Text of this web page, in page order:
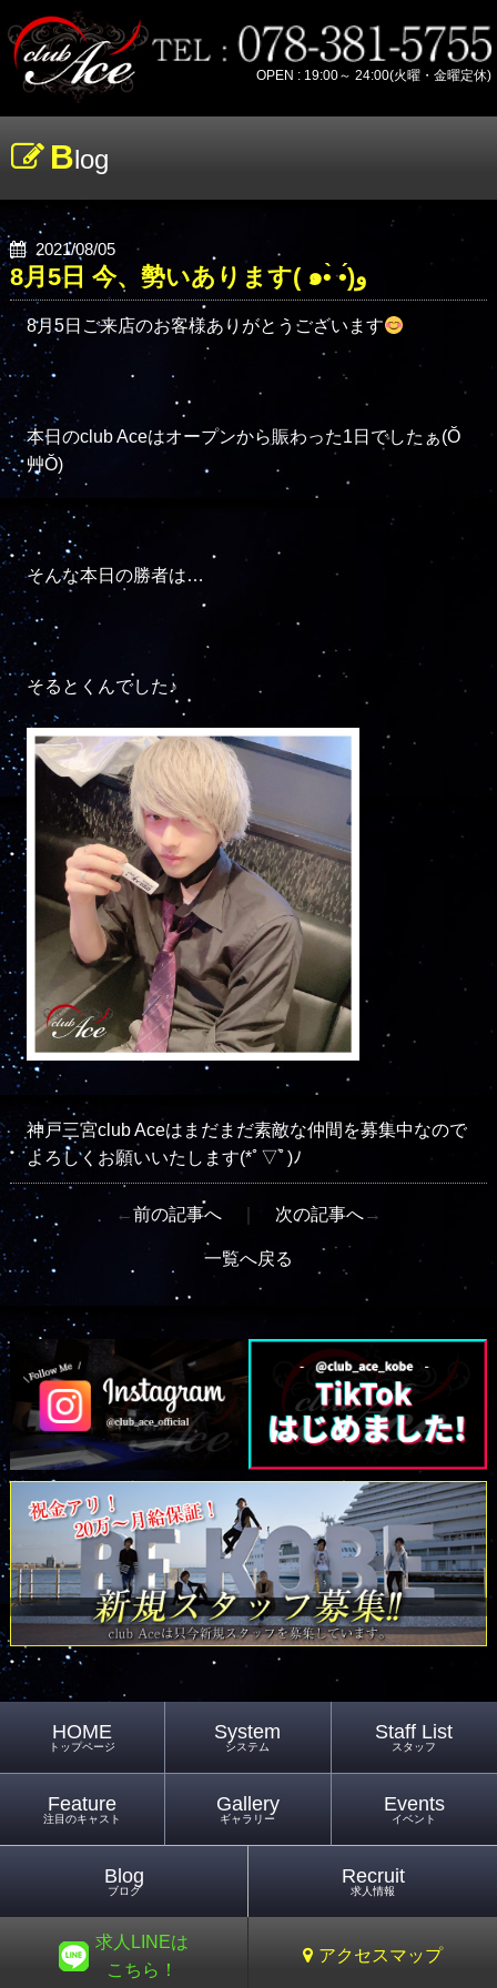
OPEN : 19:00～ 24:00(火曜・金曜定休)
Blog
2021/08/05
8月5日 今、勢いあります( ๑•̀ •́)و
8月5日ご来店のお客様ありがとうございます
本日のclub Aceはオープンから賑わった1日でしたぁ(Ŏ
艸Ŏ)
そんな本日の勝者は…
そるとくんでした♪
神戸三宮club Aceはまだまだ素敵な仲間を募集中なので
よろしくお願いいたします(*ﾟ▽ﾟ)ﾉ
←前の記事へ 次の記事へ→
一覧へ戻る
HOME
トップページ
System
システム
Staff List
スタッフ
Feature
注目のキャスト
Gallery
ギャラリー
Events
イベント
Blog
ブログ
Recruit
求人情報
求人LINEは
こちら！
アクセスマップ